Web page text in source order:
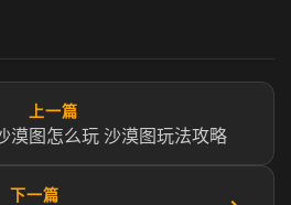
上一篇
漠图怎么玩 沙漠图玩法攻略
下一篇